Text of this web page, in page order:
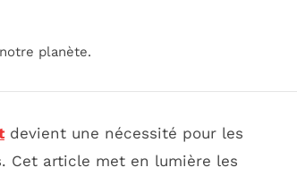
planète.
devient une nécessité pour les
Cet article met en lumière les